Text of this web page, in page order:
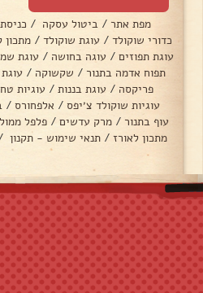
מפת אתר / ביטול עסקה /
כדורי שוקולד / עוגת שוקולד / מתכון
עוגת תפוזים / עוגה בחושה / עוגת
תפוח אדמה בתנור / שקשוקה /
פריקסה / עוגת בננות / עוגיות
עוגיות שוקולד צ׳יפס / אלפחורס /
עוף בתנור / מרק עדשים / פלפל
מתכון לאורז / תנאי שימוש - תקנון